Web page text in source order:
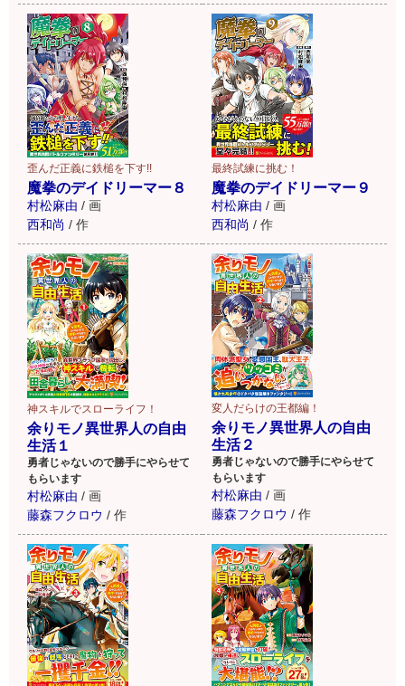
歪んだ正義に鉄槌を下す!!
魔拳のデイドリーマー８
村松麻由 / 画
西和尚 / 作
最終試練に挑む！
魔拳のデイドリーマー９
村松麻由 / 画
西和尚 / 作
神スキルでスローライフ！
余りモノ異世界人の自由
生活１
勇者じゃないので勝手にやらせて
もらいます
村松麻由 / 画
藤森フクロウ / 作
変人だらけの王都編！
余りモノ異世界人の自由
生活２
勇者じゃないので勝手にやらせて
もらいます
村松麻由 / 画
藤森フクロウ / 作